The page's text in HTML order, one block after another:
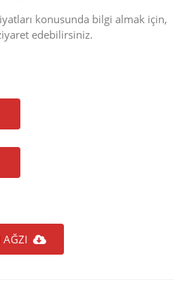
konusunda bilgi almak için,
edebilirsiniz.
AĞZI